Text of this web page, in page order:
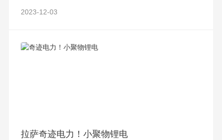
能耗——OWS耳机08
2023-12-03
拉萨奇迹电力！小聚物锂电